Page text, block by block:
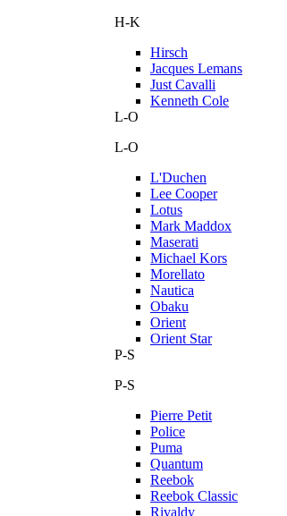
H-K
Hirsch
Jacques Lemans
Just Cavalli
Kenneth Cole
L-O
L-O
L'Duchen
Lee Cooper
Lotus
Mark Maddox
Maserati
Michael Kors
Morellato
Nautica
Obaku
Orient
Orient Star
P-S
P-S
Pierre Petit
Police
Puma
Quantum
Reebok
Reebok Classic
Rivaldy